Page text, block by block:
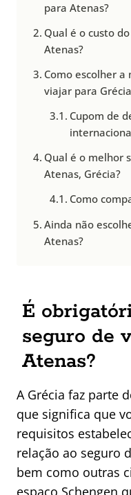
para Atenas?
Qual é o custo
Atenas?
Como escolher
viajar para
Cupom de
Qual é o melhor
Atenas, Grécia?
Como
Ainda não
Atenas?
É
seguro de
Atenas?
A Grécia faz parte
que significa que
requisitos
relação ao seguro
bem como outras